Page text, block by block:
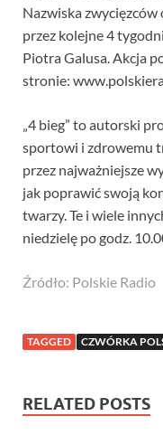
Nazwiska zwycięzców
przez kolejne 4
Piotra Galusa. Akcja
stronie:
„4 bieg” to autorski
sportowi i zdrowemu
przez najważniejsze
jak poprawić swoją
twarzy. Te i wiele
niedzielę po godz.
Źródło: Polskie Radio
TAGGED CZWÓRKA
RELATED POSTS